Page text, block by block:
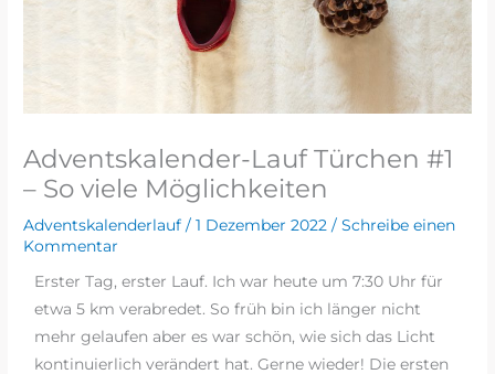
Adventskalender-Lauf Türchen #1
– So viele Möglichkeiten
Adventskalenderlauf /1 Dezember 2022/Schreibe einen
Kommentar
Erster Tag, erster Lauf. Ich war heute um 7:30 Uhr für
etwa 5 km verabredet. So früh bin ich länger nicht
mehr gelaufen aber es war schön, wie sich das Licht
kontinuierlich verändert hat. Gerne wieder! Die ersten